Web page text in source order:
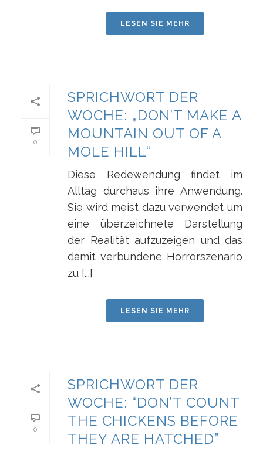
LESEN SIE MEHR
0
SPRICHWORT DER
WOCHE: „DON’T MAKE A
MOUNTAIN OUT OF A
MOLE HILL“
Diese Redewendung findet im
Alltag durchaus ihre Anwendung.
Sie wird meist dazu verwendet um
eine überzeichnete Darstellung
der Realität aufzuzeigen und das
damit verbundene Horrorszenario
zu [...]
LESEN SIE MEHR
0
SPRICHWORT DER
WOCHE: “DON’T COUNT
THE CHICKENS BEFORE
THEY ARE HATCHED”